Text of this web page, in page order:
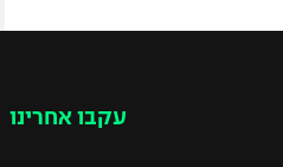
עקבו אחרינו